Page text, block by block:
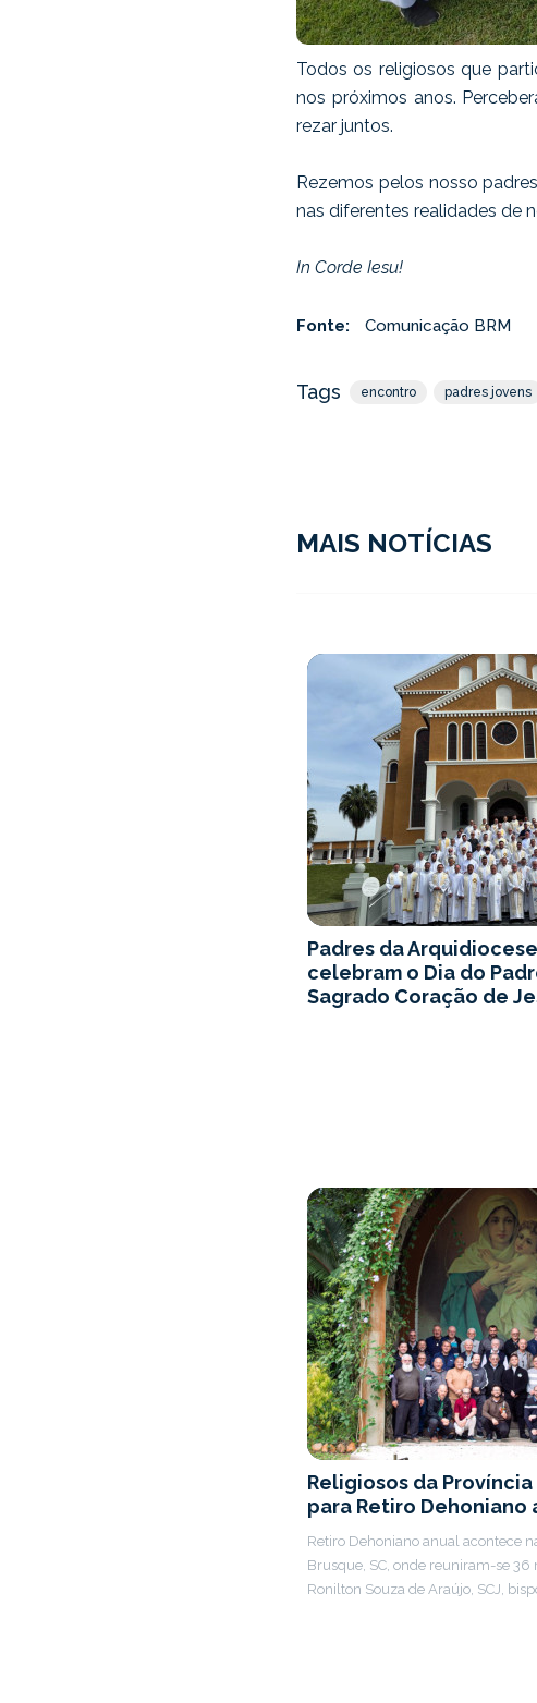
Todos os religiosos que
nos próximos anos.
rezar juntos.
Rezemos pelos nosso
nas diferentes realidades de
In Corde Iesu!
Fonte: Comunicação BRM
Tags encontro padres jovens
MAIS NOTÍCIAS
Padres da
celebram o Dia do
Sagrado Coração de
Religiosos da Província
para Retiro Dehoniano
Retiro Dehoniano anual acontece
Brusque, SC, onde reuniram-se 36
Ronilton Souza de Araújo, SCJ,